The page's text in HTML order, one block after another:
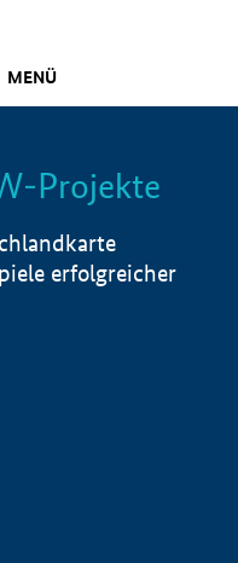
MENÜ
Info
Projekte
erfolgreicher